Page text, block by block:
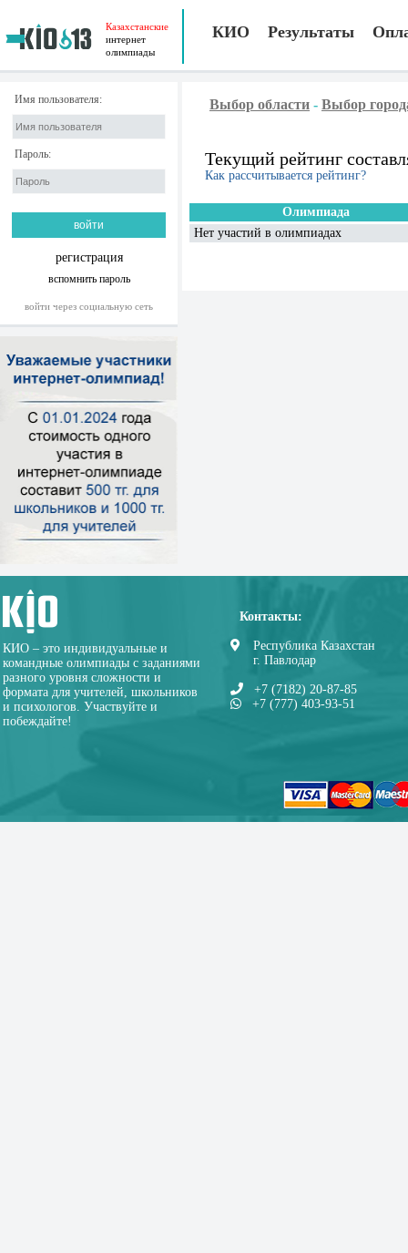
Казахстанские
интернет
олимпиады
КИО Результаты
Имя пользователя:
Пароль:
регистрация
вспомнить пароль
войти через социальную сеть
Выбор области - Выбор
Текущий рейтинг
Как рассчитывается рейтинг?
Олимпиада
Нет участий в олимпиадах
КИО – это индивидуальные и
командные олимпиады с заданиями
разного уровня сложности и
формата для учителей, школьников
и психологов. Участвуйте и
побеждайте!
Контакты:
Республика Казахстан
г. Павлодар
+7 (7182) 20-87-85
+7 (777) 403-93-51